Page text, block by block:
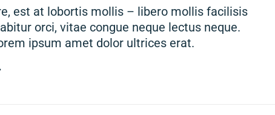
est at lobortis mollis – libero mollis facilisis
orci, vitae congue neque lectus neque.
ipsum amet dolor ultrices erat.